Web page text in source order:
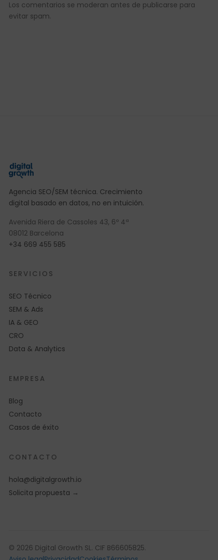
Los comentarios se moderan antes de publicarse para
evitar spam.
Agencia SEO/SEM técnica. Crecimiento
digital basado en datos, no en intuición.
Avenida Riera de Cassoles 43, 6º 4ª
08012 Barcelona
+34 669 455 585
SERVICIOS
SEO Técnico
SEM & Ads
IA & GEO
CRO
Data & Analytics
EMPRESA
Blog
Contacto
Casos de éxito
CONTACTO
hola@digitalgrowth.io
Solicita propuesta →
© 2026 Digital Growth SL. CIF B66605825.